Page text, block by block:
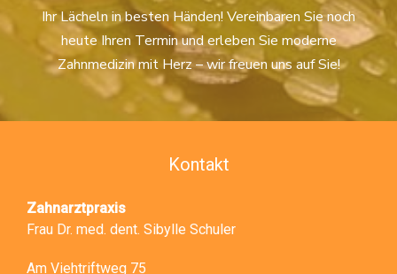
Ihr Lächeln in besten Händen! Vereinbaren Sie noch
heute Ihren Termin und erleben Sie moderne
Zahnmedizin mit Herz – wir freuen uns auf Sie!
Kontakt
Zahnarztpraxis
Frau Dr. med. dent. Sibylle Schuler
Am Viehtriftweg 75